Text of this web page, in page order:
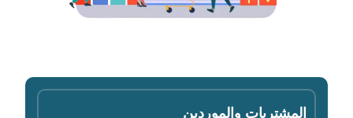
المشتريات والموردين